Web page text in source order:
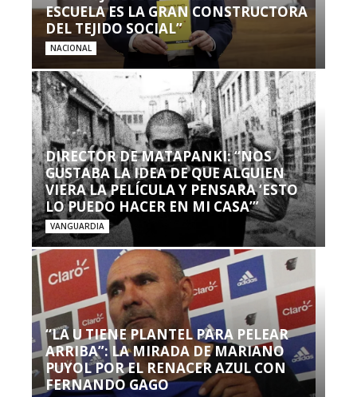
ESCUELA ES LA GRAN CONSTRUCTORA
DEL TEJIDO SOCIAL”
NACIONAL
DIRECTOR DE MATAPANKI: “NOS
GUSTABA LA IDEA DE QUE ALGUIEN
VIERA LA PELÍCULA Y PENSARA ‘ESTO
LO PUEDO HACER EN MI CASA’”
VANGUARDIA
“LA U TIENE PLANTEL PARA PELEAR
ARRIBA”: LA MIRADA DE MARIANO
PUYOL POR EL RENACER AZUL CON
FERNANDO GAGO